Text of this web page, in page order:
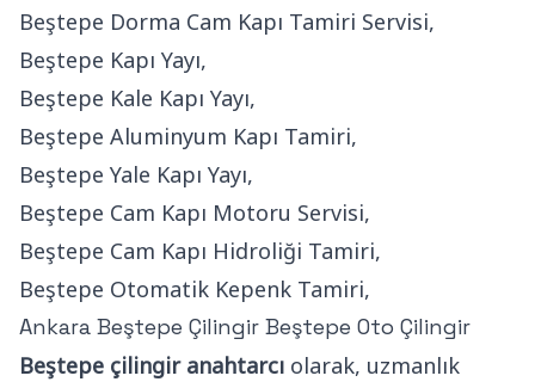
Beştepe Dorma Cam Kapı Tamiri Servisi,
Beştepe Kapı Yayı,
Beştepe Kale Kapı Yayı,
Beştepe Aluminyum Kapı Tamiri,
Beştepe Yale Kapı Yayı,
Beştepe Cam Kapı Motoru Servisi,
Beştepe Cam Kapı Hidroliği Tamiri,
Beştepe Otomatik Kepenk Tamiri,
Ankara Beştepe Çilingir Beştepe Oto Çilingir
Beştepe çilingir anahtarcı olarak, uzmanlık